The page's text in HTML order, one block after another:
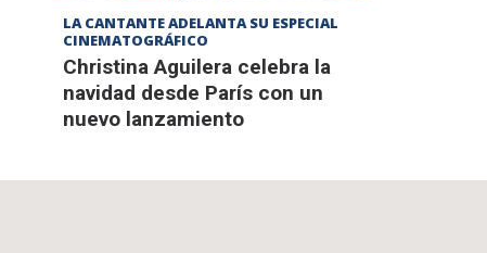
LA CANTANTE ADELANTA SU ESPECIAL
CINEMATOGRÁFICO
Christina Aguilera celebra la
navidad desde París con un
nuevo lanzamiento